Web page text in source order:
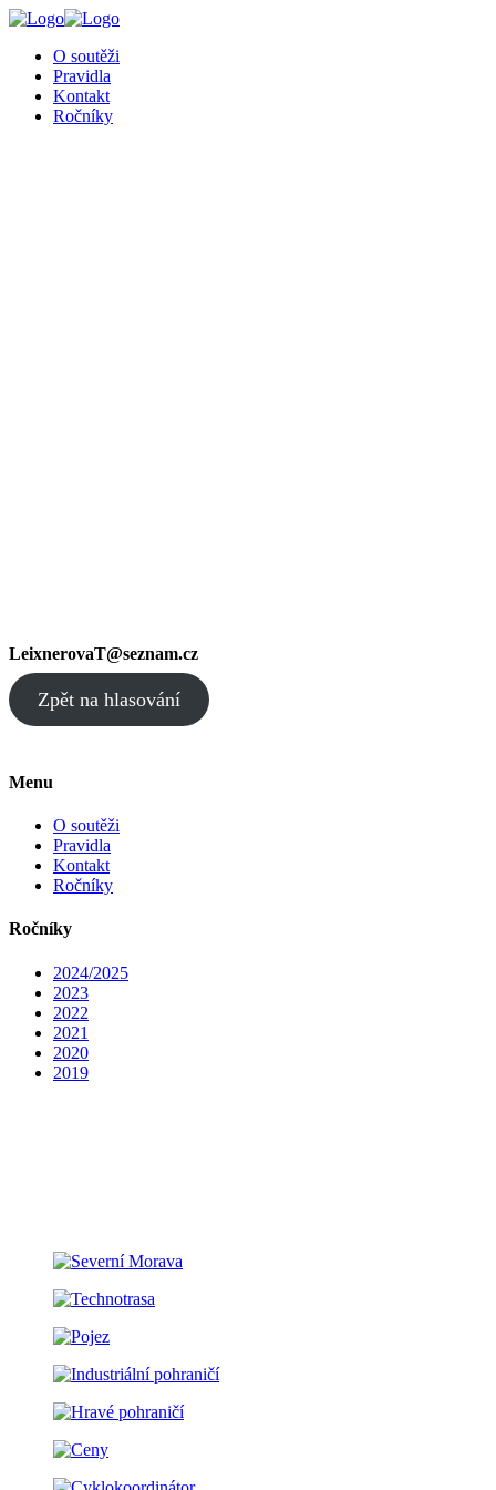
O soutěži
Pravidla
Kontakt
Ročníky
LeixnerovaT@seznam.cz
Zpět na hlasování
Menu
O soutěži
Pravidla
Kontakt
Ročníky
Ročníky
2024/2025
2023
2022
2021
2020
2019